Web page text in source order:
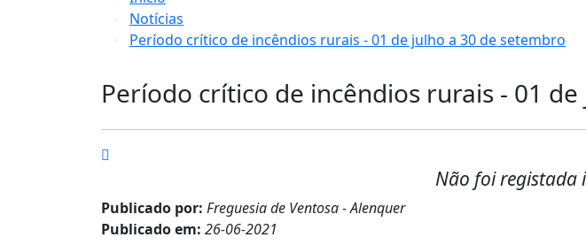
Notícias
Período crítico de incêndios rurais - 01 de julho a 30 de setembro
Período crítico de incêndios rurais - 01
Não foi
Publicado por: Freguesia de Ventosa - Alenquer
Publicado em: 26-06-2021